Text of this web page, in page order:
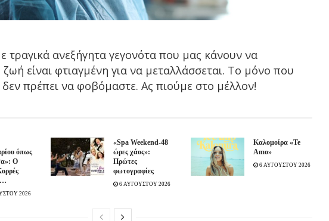
τραγικά ανεξήγητα γεγονότα που μας κάνουν να
είναι φτιαγμένη για να μεταλλάσσεται. Το μόνο που
δεν πρέπει να φοβόμαστε. Ας πιούμε στο μέλλον!
όπως
Ο
2026
«Spa Weekend-48
ώρες χάος»:
Πρώτες
φωτογραφίες
6 ΑΥΓΟΥΣΤΟΥ 2026
Καλομοίρα «Te
Amo»
6 ΑΥΓΟΥΣΤΟΥ 2026